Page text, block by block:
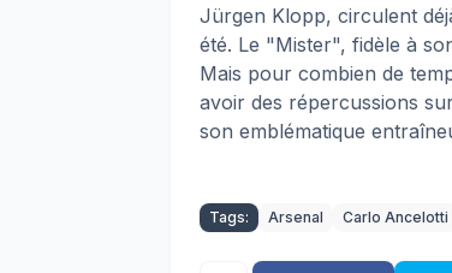
Jürgen Klopp, circulent
été. Le "Mister", fidèle à
Mais pour combien de
avoir des répercussions
son emblématique
Tags: Arsenal Carlo Ancelotti